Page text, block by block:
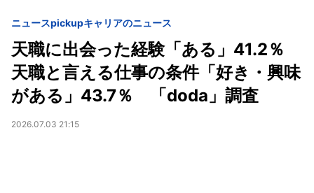
ニュースpickupキャリアのニュース
天職に出会った経験「ある」41.2％
天職と言える仕事の条件「好き・興味
がある」43.7％ 「doda」調査
2026.07.03 21:15